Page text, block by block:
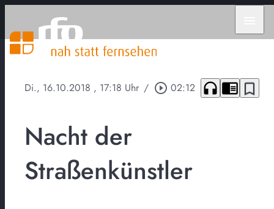
Di., 16.10.2018 , 17:18 Uhr / play_circle_outline 02:12 headphones chrome_reader_mode bookmark_border
Nacht der
Straßenkünstler